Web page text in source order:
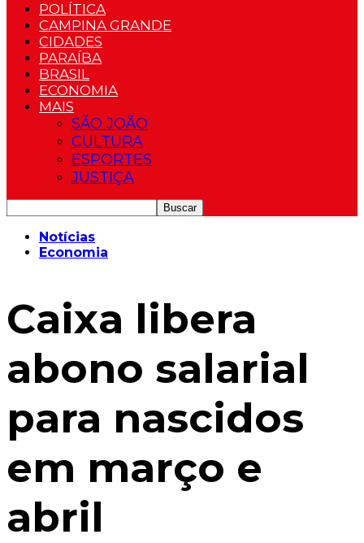
POLÍTICA
CAMPINA GRANDE
CIDADES
PARAÍBA
BRASIL
ECONOMIA
MAIS
SÃO JOÃO
CULTURA
ESPORTES
JUSTIÇA
Notícias
Economia
Caixa libera
abono salarial
para nascidos
em março e
abril